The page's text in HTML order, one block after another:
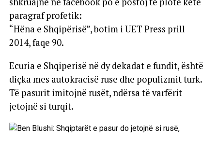
paragraf profetik:
“Hëna e Shqipërisë”, botim i UET Press prill
2014, faqe 90.
Ecuria e Shqiperisë në dy dekadat e fundit, është
diçka mes autokracisë ruse dhe populizmit turk.
Të pasurit imitojnë rusët, ndërsa të varfërit
jetojnë si turqit.